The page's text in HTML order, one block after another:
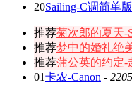
20Sailing-C调简单
推荐菊次郎的夏天-
推荐梦中的婚礼绝
推荐蒲公英的约定-
01卡农-Canon -